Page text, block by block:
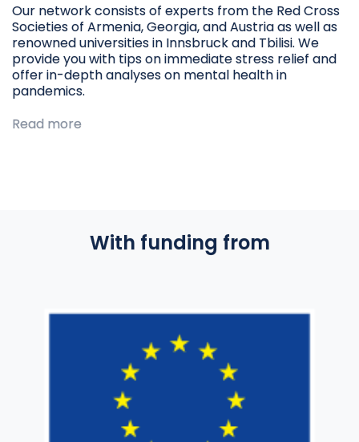
Our network consists of experts from the Red Cross
Societies of Armenia, Georgia, and Austria as well as
renowned universities in Innsbruck and Tbilisi. We
provide you with tips on immediate stress relief and
offer in-depth analyses on mental health in
pandemics.
Read more
With funding from